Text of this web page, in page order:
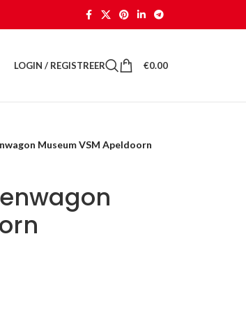
LOGIN / REGISTREER €0.00
Museum VSM Apeldoorn